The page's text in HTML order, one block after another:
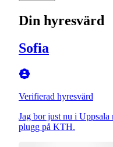
Din hyresvärd
Sofia
Verifierad hyresvärd
Jag bor just nu i
plugg på KTH.